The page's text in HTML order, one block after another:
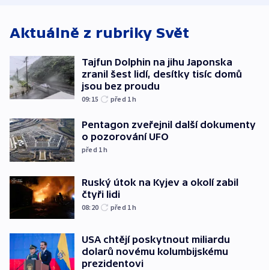
Aktuálně z rubriky Svět
Tajfun Dolphin na jihu Japonska
zranil šest lidí, desítky tisíc domů
jsou bez proudu
09:15 před 1h
Pentagon zveřejnil další dokumenty
o pozorování UFO
před 1h
Ruský útok na Kyjev a okolí zabil
čtyři lidi
08:20 před 1h
USA chtějí poskytnout miliardu
dolarů novému kolumbijskému
prezidentovi